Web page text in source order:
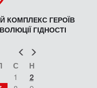
КОМПЛЕКС ГЕРОЇВ
ГІДНОСТІ
Попер
С Н
1 2